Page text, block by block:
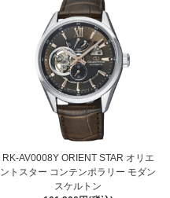
RK-AV0008Y ORIENT STAR オリエ
ントスター コンテンポラリー モダン
スケルトン